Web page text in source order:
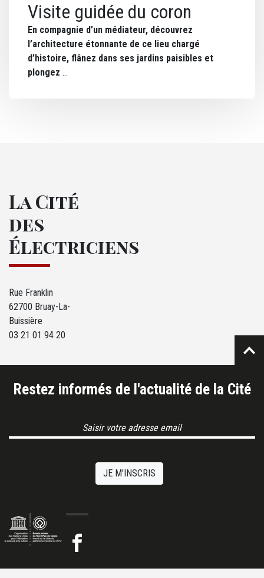
Visite guidée du coron
En compagnie d’un médiateur, découvrez
l’architecture étonnante de ce lieu chargé
d’histoire, flânez dans ses jardins paisibles et
plongez
La Cité
des
Électriciens
Rue Franklin
62700 Bruay-La-
Buissière
03 21 01 94 20
Restez informés de l'actualité de la Cité
JE M'INSCRIS